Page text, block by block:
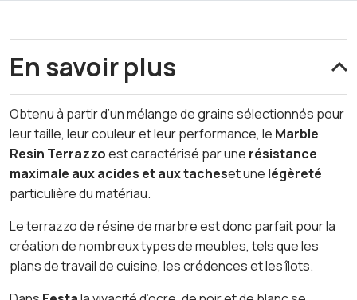
En savoir plus
Obtenu à partir d’un mélange de grains sélectionnés pour
leur taille, leur couleur et leur performance, le Marble
Resin Terrazzoest caractérisé par une résistance
maximale aux acides et aux tacheset une légèreté
particulière du matériau.
Le terrazzo de résine de marbre est donc parfait pour la
création de nombreux types de meubles, tels que les
plans de travail de cuisine, les crédences et les îlots.